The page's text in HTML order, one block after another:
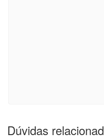
Dúvidas